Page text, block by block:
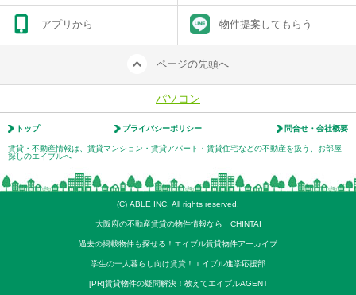
アプリから 物件提案してもらう
ページの先頭へ
パソコン
トップ プライバシーポリシー 問合せ・会社概要
賃貸・不動産情報は、賃貸マンション・賃貸アパート・賃貸住宅などの不動産を扱う、お部屋
探しのエイブルへ
(C) ABLE INC. All rights reserved.
大阪府の不動産賃貸の物件情報なら CHINTAI
過去の掲載物件も探せる！エイブル賃貸物件アーカイブ
学生の一人暮らし向け賃貸！エイブル進学応援部
[PR]賃貸物件の疑問解決！教えてエイブルAGENT